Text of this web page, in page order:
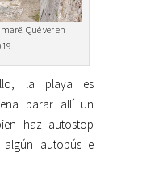
Qué ver en
la playa es
parar allí un
haz autostop
autobús e